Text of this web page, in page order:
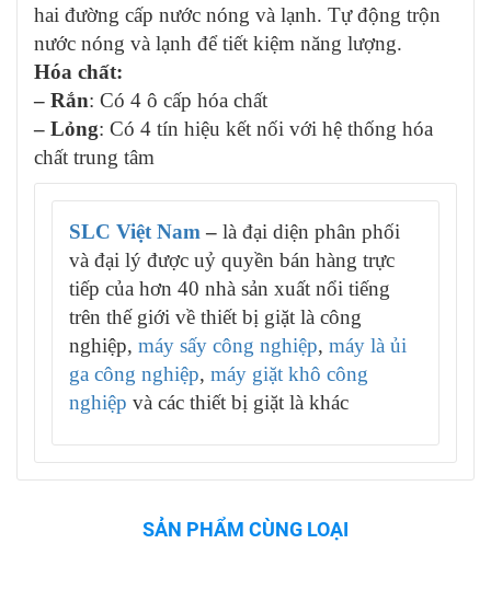
hai đường cấp nước nóng và lạnh. Tự động trộn
nước nóng và lạnh để tiết kiệm năng lượng.
Hóa chất:
– Rắn: Có 4 ô cấp hóa chất
– Lỏng: Có 4 tín hiệu kết nối với hệ thống hóa
chất trung tâm
SLC Việt Nam – là đại diện phân phối
và đại lý được uỷ quyền bán hàng trực
tiếp của hơn 40 nhà sản xuất nổi tiếng
trên thế giới về thiết bị giặt là công
nghiệp, máy sấy công nghiệp, máy là ủi
ga công nghiệp, máy giặt khô công
nghiệp và các thiết bị giặt là khác
SẢN PHẨM CÙNG LOẠI